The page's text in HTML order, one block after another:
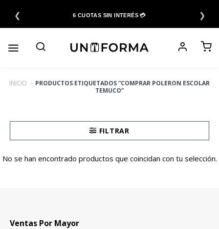
contenido
❮ 6 CUOTAS SIN INTERÉS 💳 ❯
INICIO / PRODUCTOS ETIQUETADOS “COMPRAR POLERON ESCOLAR
TEMUCO”
FILTRAR
No se han encontrado productos que coincidan con tu selección.
Ventas Por Mayor